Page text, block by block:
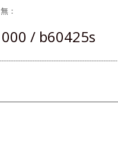
：
/ b60425s